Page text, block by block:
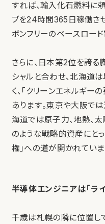
すれば、輸入化石燃料に頼
ブを24時間365日稼働さ
ボンフリーのベースロー
さらに、日本第2位を誇
シャルと合わせ、北海道
く、「クリーンエネルギー
あります。東京や大阪で
海道では原子力、地熱、
のような戦略的資産にと
権」への道が開かれていま
半導体エンジニアは「ラ
千歳は札幌の隣に位置し